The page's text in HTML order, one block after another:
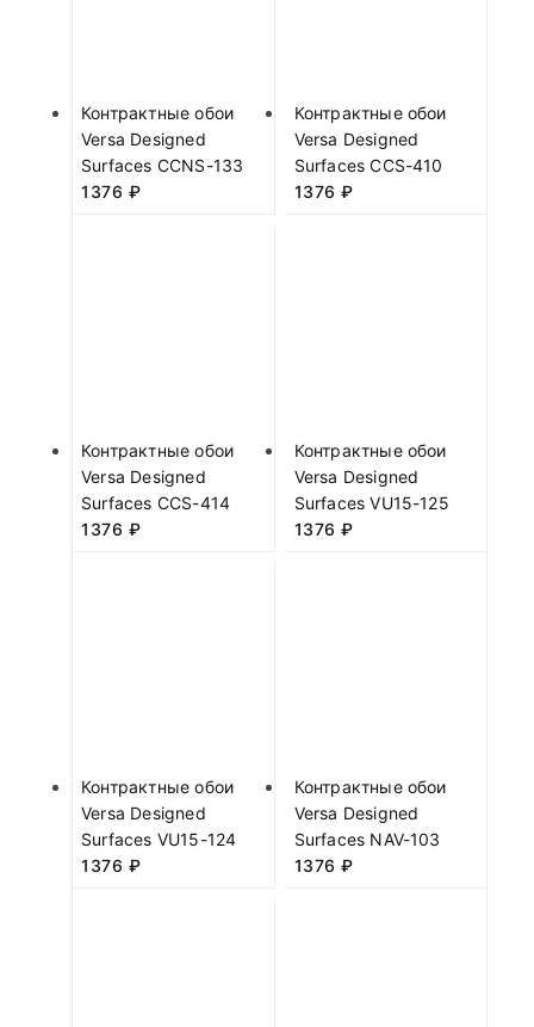
Контрактные обои
Versa Designed
Surfaces CCNS-133
1376 ₽
Контрактные обои
Versa Designed
Surfaces CCS-410
1376 ₽
Контрактные обои
Versa Designed
Surfaces CCS-414
1376 ₽
Контрактные обои
Versa Designed
Surfaces VU15-125
1376 ₽
Контрактные обои
Versa Designed
Surfaces VU15-124
1376 ₽
Контрактные обои
Versa Designed
Surfaces NAV-103
1376 ₽